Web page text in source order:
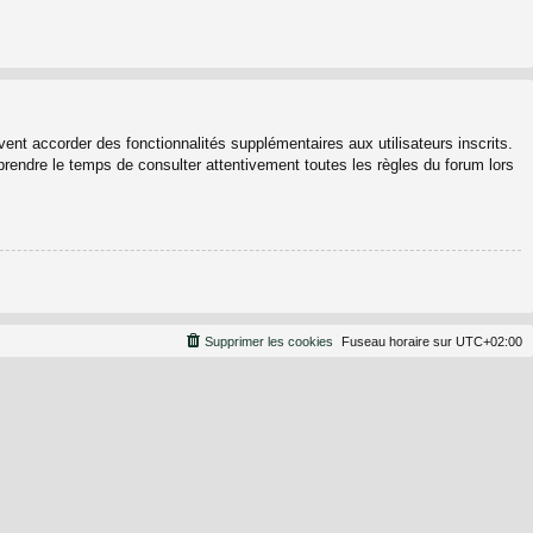
accorder des fonctionnalités supplémentaires aux utilisateurs inscrits.
le temps de consulter attentivement toutes les règles du forum lors
Fuseau horaire sur UTC+02:00
Supprimer les cookies